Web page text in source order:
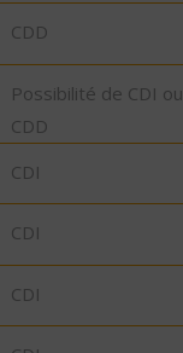
CDD
Possibilité de CDI ou
CDD
CDI
CDI
CDI